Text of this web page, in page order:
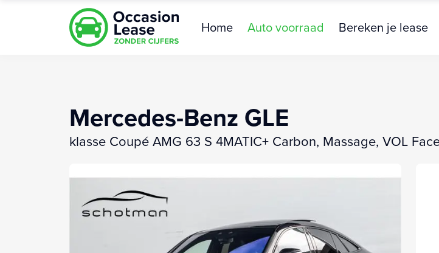
Home Auto voorraad Bereken je lease
Mercedes-Benz GLE
klasse Coupé AMG 63 S 4MATIC+ Carbon, Massage, VOL